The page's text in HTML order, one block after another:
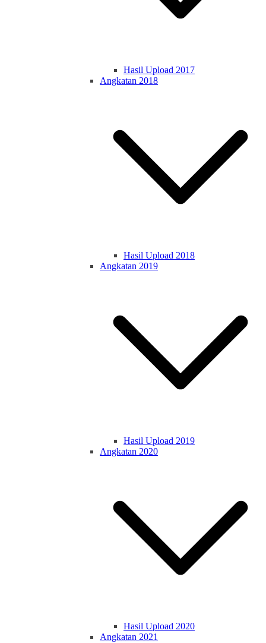
Hasil Upload 2017
Angkatan 2018
Hasil Upload 2018
Angkatan 2019
Hasil Upload 2019
Angkatan 2020
Hasil Upload 2020
Angkatan 2021